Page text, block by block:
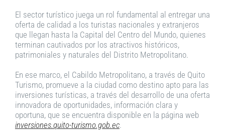
El sector turístico juega un rol fundamental al entregar una
oferta de calidad a los turistas nacionales y extranjeros
que llegan hasta la Capital del Centro del Mundo, quienes
terminan cautivados por los atractivos históricos,
patrimoniales y naturales del Distrito Metropolitano.
En ese marco, el Cabildo Metropolitano, a través de Quito
Turismo, promueve a la ciudad como destino apto para las
inversiones turísticas, a través del desarrollo de una oferta
innovadora de oportunidades, información clara y
oportuna, que se encuentra disponible en la página web
inversiones.quito-turismo.gob.ec.